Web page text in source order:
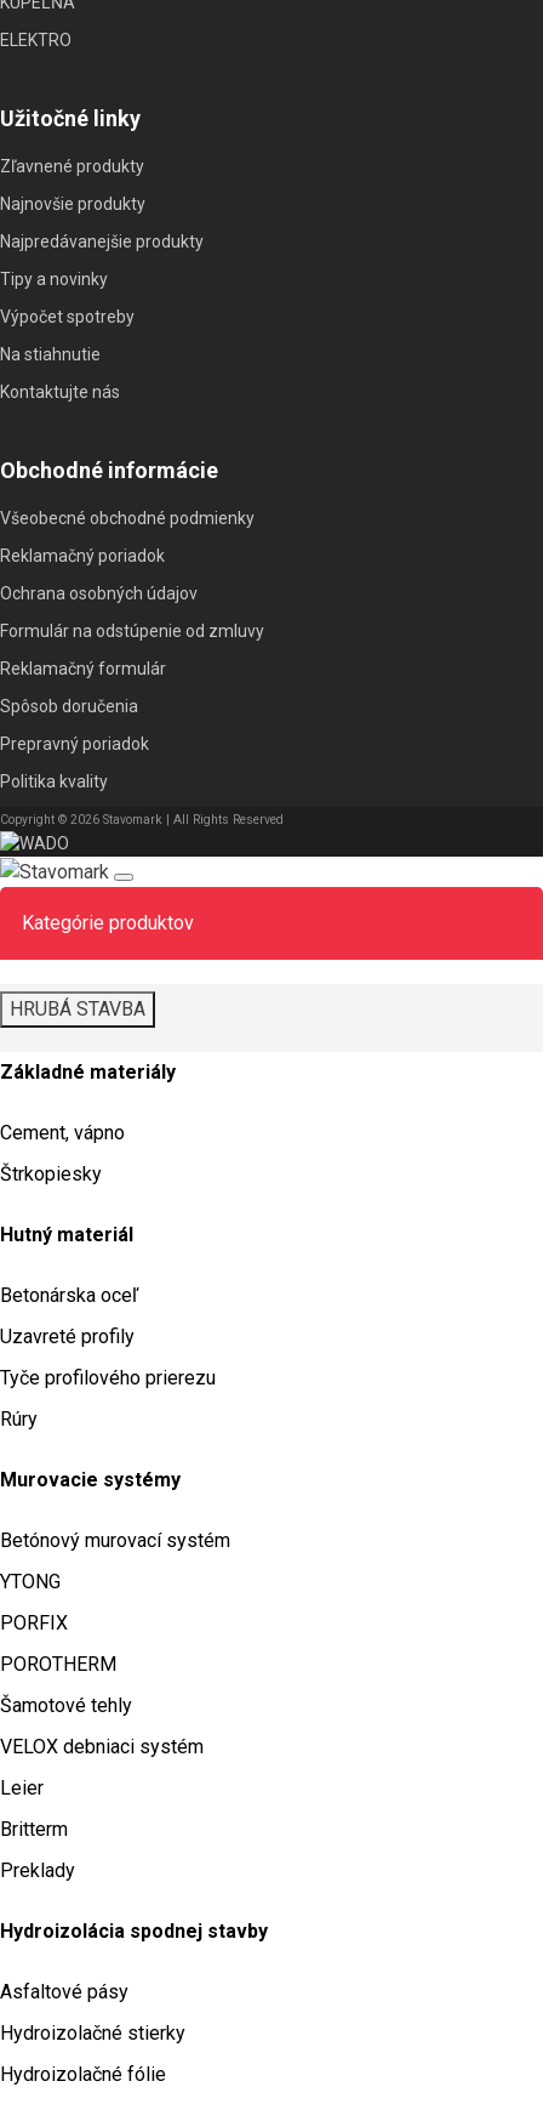
ELEKTRO
Užitočné linky
Zľavnené produkty
Najnovšie produkty
Najpredávanejšie produkty
Tipy a novinky
Výpočet spotreby
Na stiahnutie
Kontaktujte nás
Obchodné informácie
Všeobecné obchodné podmienky
Reklamačný poriadok
Ochrana osobných údajov
Formulár na odstúpenie od zmluvy
Reklamačný formulár
Spôsob doručenia
Prepravný poriadok
Politika kvality
Copyright © 2026 Stavomark | All Rights Reserved
Kategórie produktov
HRUBÁ STAVBA
Základné materiály
Cement, vápno
Štrkopiesky
Hutný materiál
Betonárska oceľ
Uzavreté profily
Tyče profilového prierezu
Rúry
Murovacie systémy
Betónový murovací systém
YTONG
PORFIX
POROTHERM
Šamotové tehly
VELOX debniaci systém
Leier
Britterm
Preklady
Hydroizolácia spodnej stavby
Asfaltové pásy
Hydroizolačné stierky
Hydroizolačné fólie